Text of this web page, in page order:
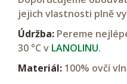
jejich vlastnosti plně
Údržba: Pereme
30 °C v LANOLINU.
Materiál: 100% ovčí